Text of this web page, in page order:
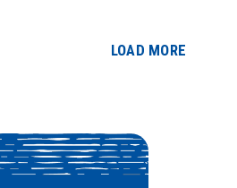
LOAD MORE